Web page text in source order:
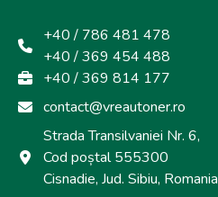
+40 / 786 481 478
+40 / 369 454 488
+40 / 369 814 177
contact@vreautoner.ro
Strada Transilvaniei Nr. 6,
Cod poștal 555300
Cisnadie, Jud. Sibiu, Romania